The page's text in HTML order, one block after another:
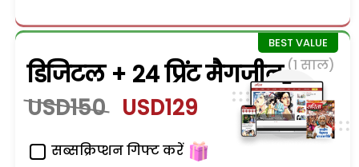
डिजिटल + 24 प्रिंट मैगजीन (1 साल)
USD150 USD129
सब्सक्रिप्शन गिफ्ट करें